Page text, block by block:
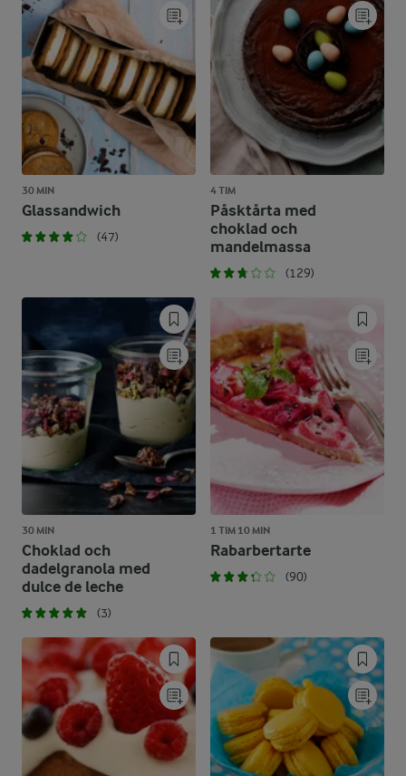
30 MIN
Glassandwich
(47)
4 TIM
Påsktårta med
choklad och
mandelmassa
(129)
30 MIN
Choklad och
dadelgranola med
dulce de leche
(3)
1 TIM 10 MIN
Rabarbertarte
(90)